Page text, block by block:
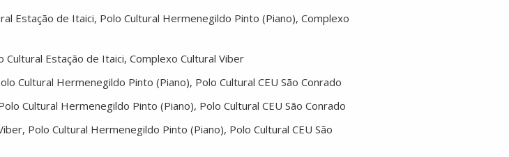
Estação de Itaici, Polo Cultural Hermenegildo Pinto (Piano), Complexo
Estação de Itaici, Complexo Cultural Viber
Cultural Hermenegildo Pinto (Piano), Polo Cultural CEU São Conrado
Cultural Hermenegildo Pinto (Piano), Polo Cultural CEU São Conrado
Polo Cultural Hermenegildo Pinto (Piano), Polo Cultural CEU São